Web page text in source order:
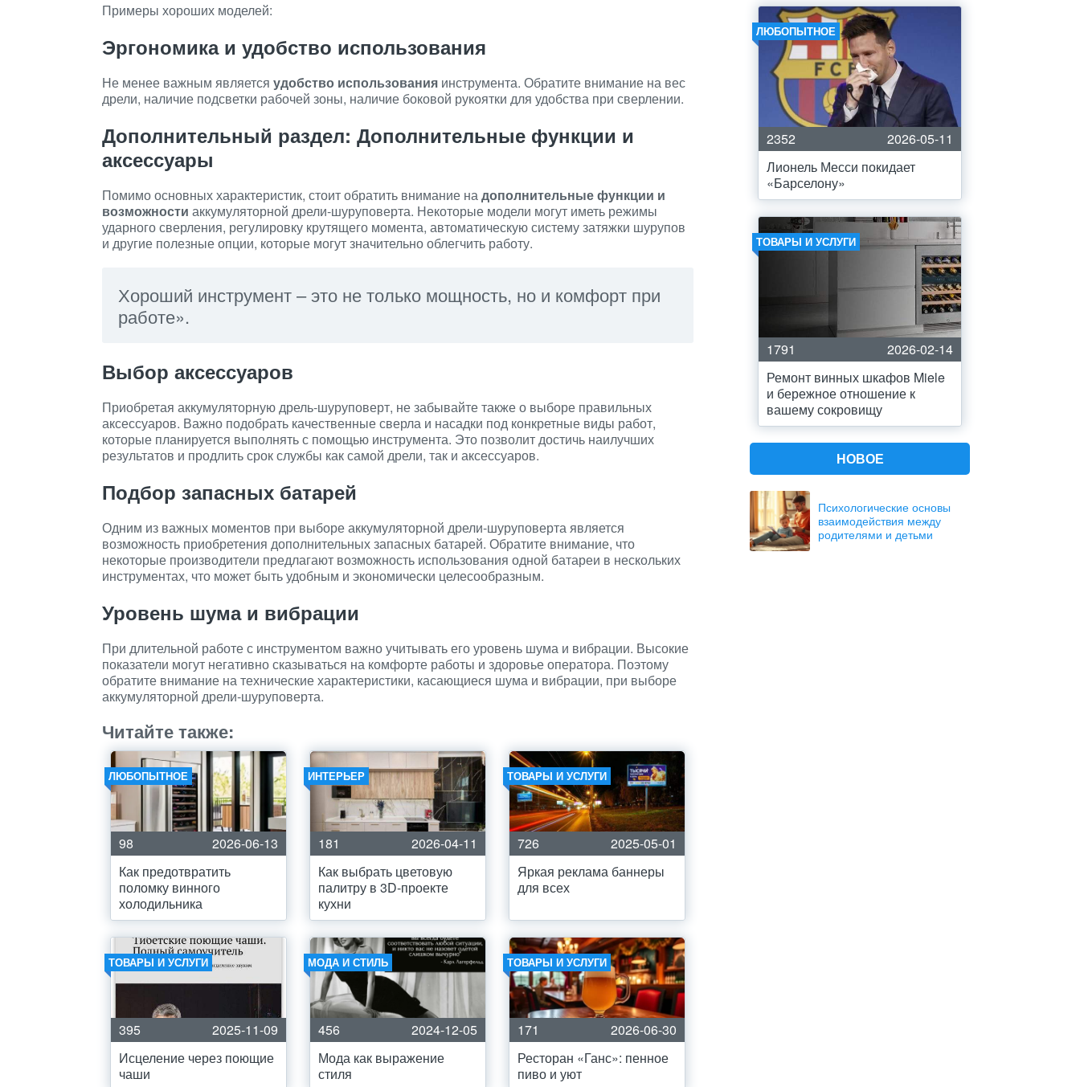
Примеры хороших моделей:
Эргономика и удобство использования
Не менее важным является удобство использования инструмента. Обратите внимание на вес
дрели, наличие подсветки рабочей зоны, наличие боковой рукоятки для удобства при сверлении.
Дополнительный раздел: Дополнительные функции и
аксессуары
Помимо основных характеристик, стоит обратить внимание надополнительные функции и
возможности аккумуляторной дрели-шуруповерта. Некоторые модели могут иметь режимы
ударного сверления, регулировку крутящего момента, автоматическую систему затяжки шурупов
и другие полезные опции, которые могут значительно облегчить работу.
Хороший инструмент – это не только мощность, но и комфорт при
работе».
Выбор аксессуаров
Приобретая аккумуляторную дрель-шуруповерт, не забывайте также о выборе правильных
аксессуаров. Важно подобрать качественные сверла и насадки под конкретные виды работ,
которые планируется выполнять с помощью инструмента. Это позволит достичь наилучших
результатов и продлить срок службы как самой дрели, так и аксессуаров.
Подбор запасных батарей
Одним из важных моментов при выборе аккумуляторной дрели-шуруповерта является
возможность приобретения дополнительных запасных батарей. Обратите внимание, что
некоторые производители предлагают возможность использования одной батареи в нескольких
инструментах, что может быть удобным и экономически целесообразным.
Уровень шума и вибрации
При длительной работе с инструментом важно учитывать его уровень шума и вибрации. Высокие
показатели могут негативно сказываться на комфорте работы и здоровье оператора. Поэтому
обратите внимание на технические характеристики, касающиеся шума и вибрации, при выборе
аккумуляторной дрели-шуруповерта.
Читайте также:
ЛЮБОПЫТНОЕ
98
2026-06-13
Как предотвратить
поломку винного
холодильника
ИНТЕРЬЕР
181
2026-04-11
Как выбрать цветовую
палитру в 3D-проекте
кухни
ТОВАРЫ И УСЛУГИ
726
2025-05-01
Яркая реклама баннеры
для всех
ТОВАРЫ И УСЛУГИ
395
2025-11-09
Исцеление через поющие
чаши
МОДА И СТИЛЬ
456
2024-12-05
Мода как выражение
стиля
ТОВАРЫ И УСЛУГИ
171
2026-06-30
Ресторан «Ганс»: пенное
пиво и уют
ЛЮБОПЫТНОЕ
2352
2026-05-11
Лионель Месси покидает
«Барселону»
ТОВАРЫ И УСЛУГИ
1791
2026-02-14
Ремонт винных шкафов Miele
и бережное отношение к
вашему сокровищу
НОВОЕ
Психологические основы
взаимодействия между
родителями и детьми